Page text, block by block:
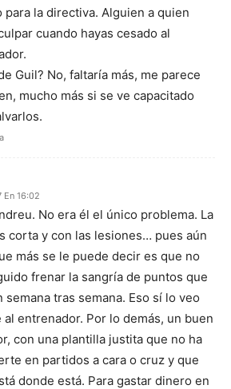
para la directiva. Alguien a quien
cuando hayas cesado al
Guil? No, faltaría más, me parece
mucho más si se ve capacitado
En 16:02
No era él el único problema. La
corta y con las lesiones… pues aún
más se le puede decir es que no
frenar la sangría de puntos que
semana tras semana. Eso sí lo veo
al entrenador. Por lo demás, un buen
con una plantilla justita que no ha
en partidos a cara o cruz y que
donde está. Para gastar dinero en